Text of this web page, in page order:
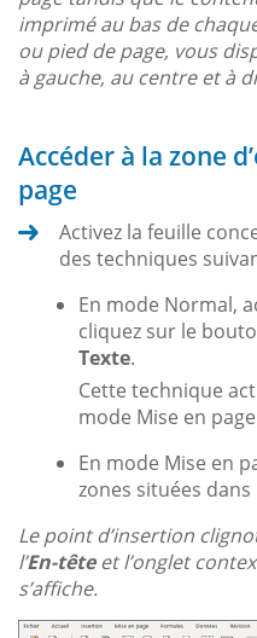
imprimé au bas de
ou pied de page, vous
à gauche, au centre et à
Accéder à la zone
page
Activez la feuille
des techniques
En mode Normal,
cliquez sur le
Texte.
Cette technique
mode Mise en
En mode Mise en
zones situées
Le point d’insertion
l’En-têteet l’onglet
s’affiche.